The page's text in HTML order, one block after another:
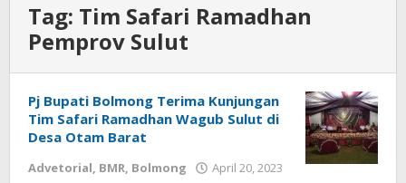
Tag: Tim Safari Ramadhan
Pemprov Sulut
Pj Bupati Bolmong Terima Kunjungan
Tim Safari Ramadhan Wagub Sulut di
Desa Otam Barat
Advetorial, BMR, Bolmong April 20, 2023
oleh